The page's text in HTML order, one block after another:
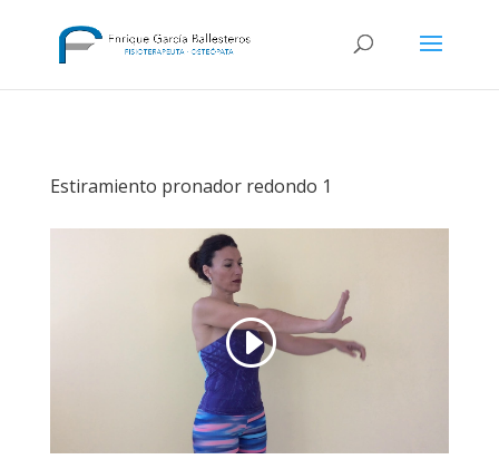
Estiramiento pronador redondo 1